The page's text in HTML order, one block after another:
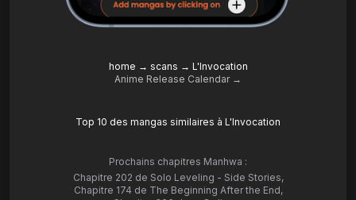
home → scans → L'Invocation
Anime Release Calendar →
Top 10 des mangas similaires à L'Invocation
Prochains chapitres Manhwa :
Chapitre 202 de Solo Leveling - Side Stories,
Chapitre 174 de The Beginning After the End,